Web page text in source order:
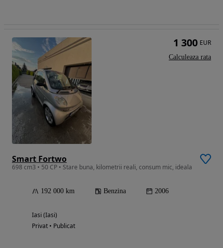
Smart Fortwo
698 cm3 • 50 CP • Stare buna, kilometrii reali, consum mic, ideala
192 000 km Benzina 2006
Iasi (Iasi)
Privat • Publicat
1 300 EUR
Calculeaza rata